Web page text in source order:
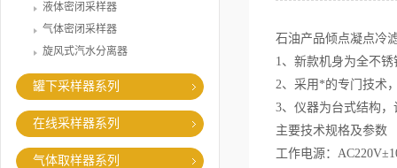
液体密闭采样器
气体密闭采样器
旋风式汽水分离器
罐下采样器系列
在线采样器系列
气体取样器系列
石油产品倾点凝点冷
1、新款机身为全不
2、采用*的专门技术
3、仪器为台式结构
主要技术规格及参数
工作电源：